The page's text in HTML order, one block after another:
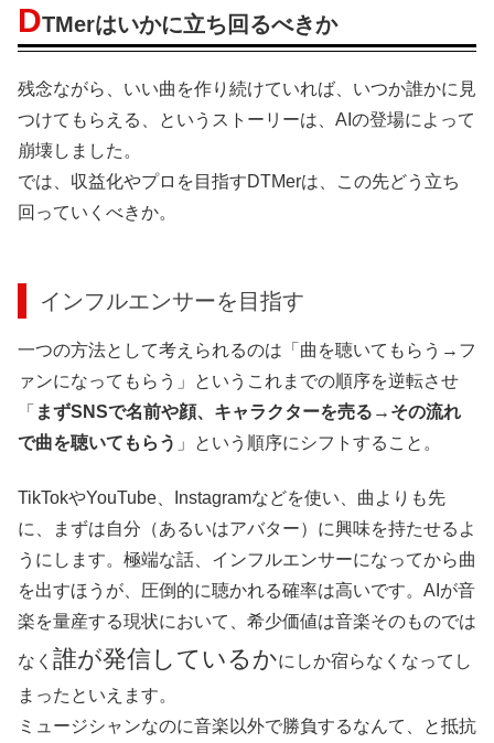
DTMerはいかに立ち回るべきか
残念ながら、いい曲を作り続けていれば、いつか誰かに見
つけてもらえる、というストーリーは、AIの登場によって
崩壊しました。
では、収益化やプロを目指すDTMerは、この先どう立ち
回っていくべきか。
インフルエンサーを目指す
一つの方法として考えられるのは「曲を聴いてもらう→フ
ァンになってもらう」というこれまでの順序を逆転させ
「 まずSNSで名前や顔、キャラクターを売る→その流れ
で曲を聴いてもらう 」という順序にシフトすること。
TikTokやYouTube、Instagramなどを使い、曲よりも先
に、まずは自分（あるいはアバター）に興味を持たせるよ
うにします。極端な話、インフルエンサーになってから曲
を出すほうが、圧倒的に聴かれる確率は高いです。AIが音
楽を量産する現状において、希少価値は音楽そのものでは
なく 誰が発信しているかにしか宿らなくなってし
まったといえます。
ミュージシャンなのに音楽以外で勝負するなんて、と抵抗